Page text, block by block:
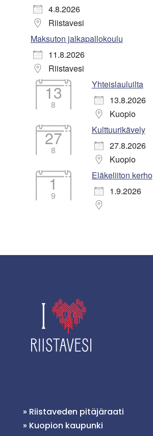
4.8.2026
Riistavesi
Maksuton jalkapallokoulu
11.8.2026
Riistavesi
13
8
Yhteislauluilta
13.8.2026
Kuopio
27
8
Kulttuurikävely
27.8.2026
Kuopio
1
9
Eläkeliiton kerho
1.9.2026
» Riistaveden pitäjäraati
» Kuopion kaupunki